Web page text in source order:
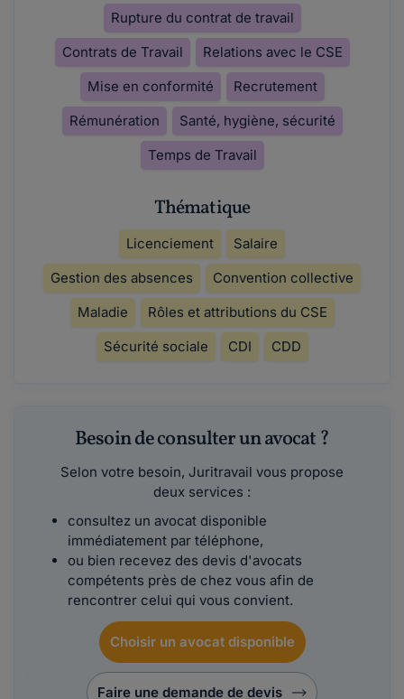
Rupture du contrat de travail
Contrats de Travail
Relations avec le CSE
Mise en conformité
Recrutement
Rémunération
Santé, hygiène, sécurité
Temps de Travail
Thématique
Licenciement
Salaire
Gestion des absences
Convention collective
Maladie
Rôles et attributions du CSE
Sécurité sociale
CDI CDD
Besoin de consulter un avocat ?
Selon votre besoin, Juritravail vous propose
deux services :
consultez un avocat disponible
immédiatement par téléphone,
ou bien recevez des devis d'avocats
compétents près de chez vous afin de
rencontrer celui qui vous convient.
Choisir un avocat disponible
Faire une demande de devis